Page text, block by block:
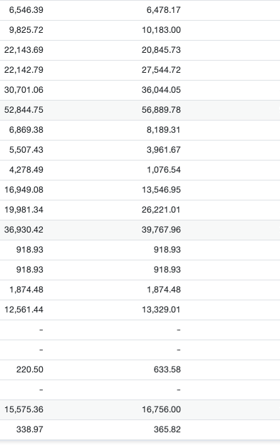
6,546.39 6,478.17
9,825.72 10,183.00
22,143.69 20,845.73
22,142.79 27,544.72
30,701.06 36,044.05
52,844.75 56,889.78
6,869.38 8,189.31
5,507.43 3,961.67
4,278.49 1,076.54
16,949.08 13,546.95
19,981.34 26,221.01
36,930.42 39,767.96
918.93 918.93
918.93 918.93
1,874.48 1,874.48
12,561.44 13,329.01
- -
- -
220.50 633.58
- -
15,575.36 16,756.00
338.97 365.82